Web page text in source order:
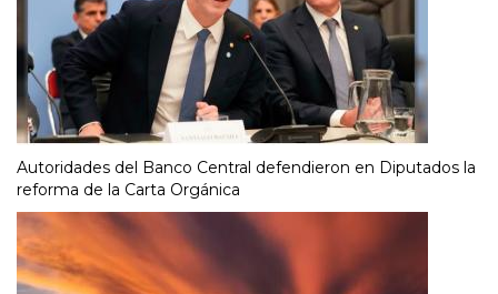
Autoridades del Banco Central defendieron en Diputados la
reforma de la Carta Orgánica